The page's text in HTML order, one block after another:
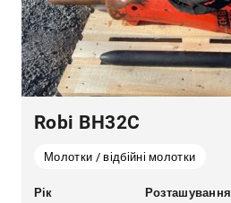
Robi BH32C
Молотки / відбійні молотки
Рік
Розташування